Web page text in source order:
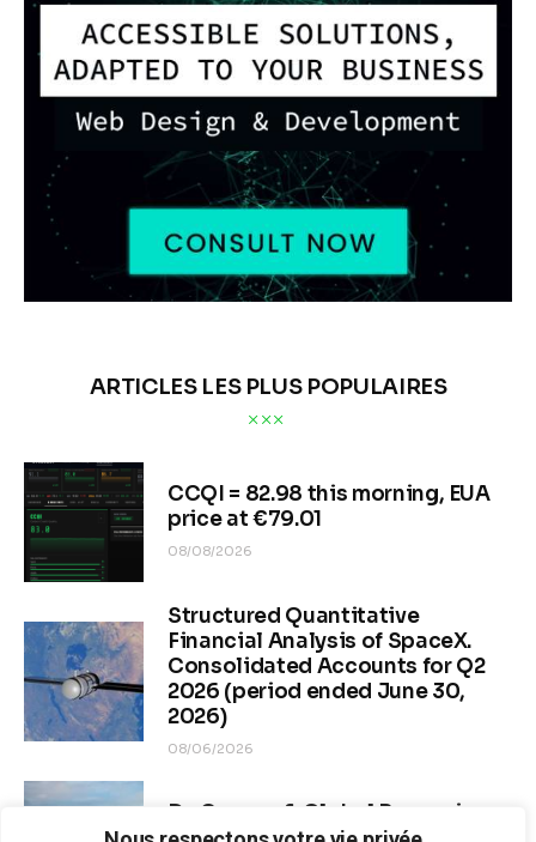
MARKETS
Cohérence parfaite : les
clusters dévoilent la
réalité du marché post-
krach de 1 000 milliards de
dollars
BY OLEG TURCEAC PUBLISHED: 11/21/2025 599 VIEWS
0 COMMENTS
2 MIN READ TIME